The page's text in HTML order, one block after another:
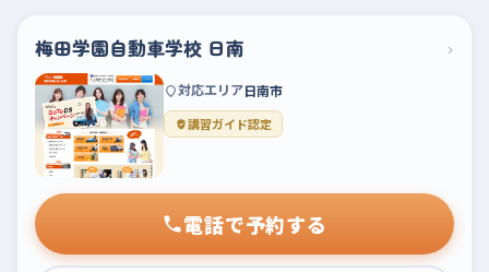
梅田学園自動車学校 日南 ›
対応エリア日南市
講習ガイド認定
電話で予約する